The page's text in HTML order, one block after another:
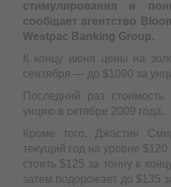
стимулирования и
сообщает агентство
Westpac Banking Group.
К концу июня цены на
сентября — до $1090 за
Последний раз
унцию в октябре 2009 года.
Кроме того, Джастин
текущий год на уровне
стоить $125 за тонну к
затем подорожает до $135